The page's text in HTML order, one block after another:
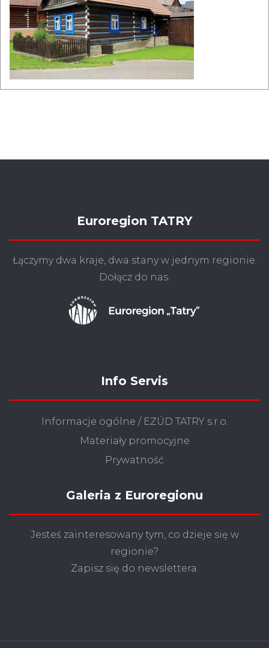
Euroregion TATRY
Łączymy dwa kraje, dwa stany w jednym regionie.
Dołącz do nas.
Info Servis
Informacje ogólne / EZÚD TATRY s.r.o.
Materiały promocyjne
Prywatność
Galeria z Euroregionu
Jesteś zainteresowany tym, co dzieje się w
regionie?
Zapisz się do newslettera.